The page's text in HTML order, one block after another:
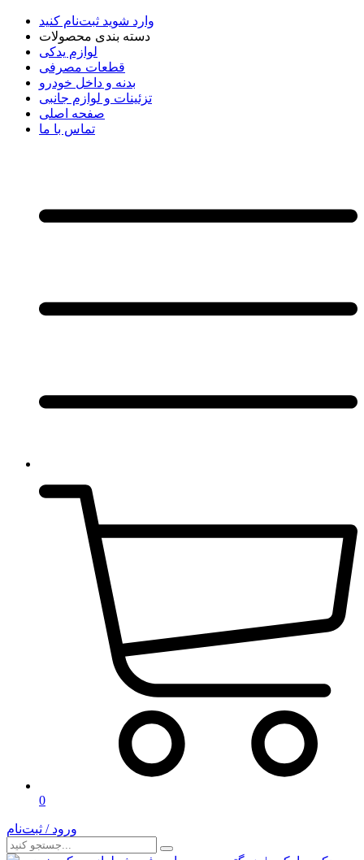
وارد شوید ثبت‌نام کنید
دسته بندی محصولات
لوازم یدکی
قطعات مصرفی
بدنه و داخل خودرو
تزئینات و لوازم جانبی
صفحه اصلی
تماس با ما
0
ورود / ثبت‌نام